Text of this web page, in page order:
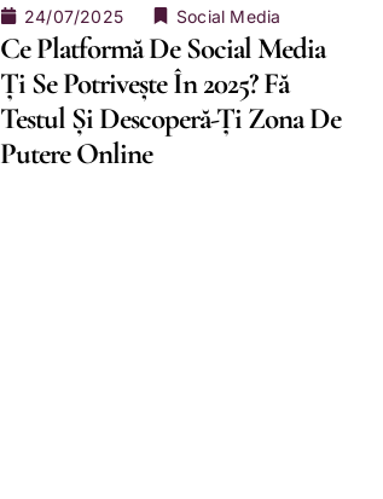
24/07/2025 Social Media
Ce Platformă De Social Media
Ți Se Potrivește În 2025? Fă
Testul Și Descoperă-Ți Zona De
Putere Online